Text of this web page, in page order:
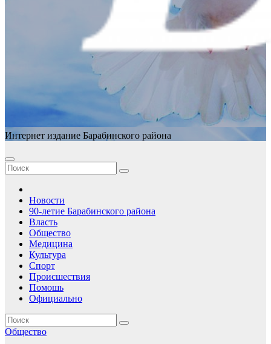
Интернет издание Барабинского района
Новости
90-летие Барабинского района
Власть
Общество
Медицина
Культура
Спорт
Происшествия
Помошь
Официально
Общество